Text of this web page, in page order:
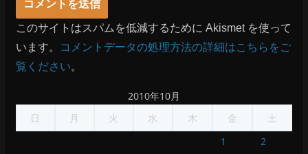
このサイトはスパムを低減するために Akismet を使って
います。
コメントデータの処理方法の詳細はこちらをご
覧ください。
2010年10月
日
月 火 水 木 金
土
1
2